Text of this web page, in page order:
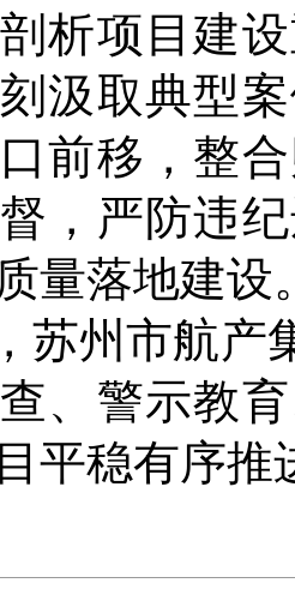
析项目建
汲取典型
前移，整
，严防违
量落地建设
苏州市航产
、警示教
平稳有序推